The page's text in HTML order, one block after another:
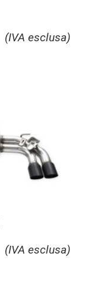
(IVA esclusa)
(IVA esclusa)